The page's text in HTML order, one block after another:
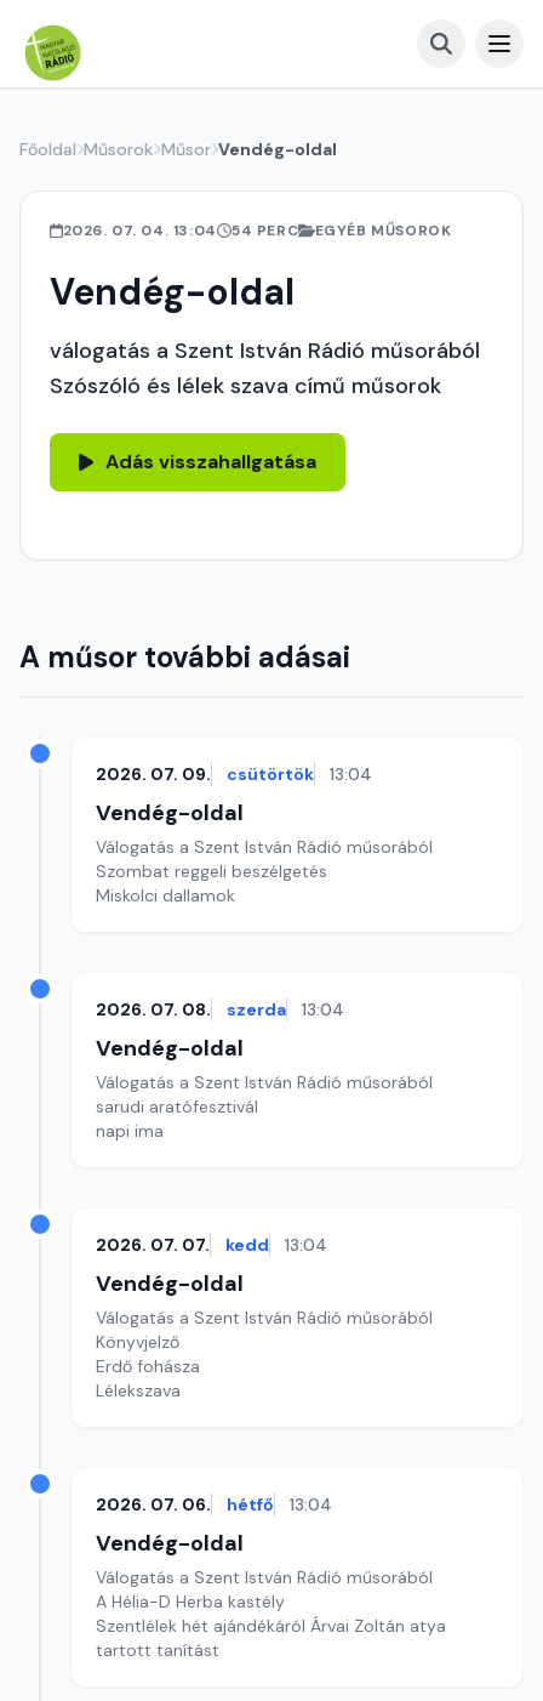
Főoldal Műsorok Műsor Vendég-oldal
2026. 07. 04. 13:04 54 PERC EGYÉB MŰSOROK
Vendég-oldal
válogatás a Szent István Rádió műsorából
Szószóló és lélek szava című műsorok
Adás visszahallgatása
A műsor további adásai
2026. 07. 09. csütörtök 13:04
Vendég-oldal
Válogatás a Szent István Rádió műsorából
Szombat reggeli beszélgetés
Miskolci dallamok
2026. 07. 08. szerda 13:04
Vendég-oldal
Válogatás a Szent István Rádió műsorából
sarudi aratófesztivál
napi ima
2026. 07. 07. kedd 13:04
Vendég-oldal
Válogatás a Szent István Rádió műsorából
Könyvjelző
Erdő fohásza
Lélekszava
2026. 07. 06. hétfő 13:04
Vendég-oldal
Válogatás a Szent István Rádió műsorából
A Hélia-D Herba kastély
Szentlélek hét ajándékáról Árvai Zoltán atya
tartott tanítást